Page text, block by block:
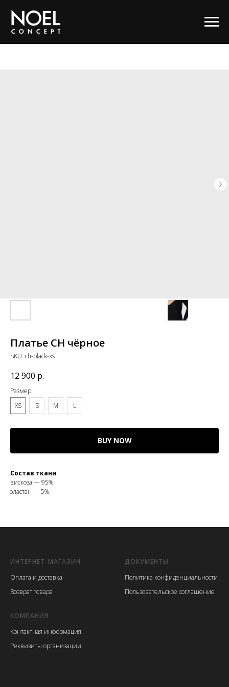
Платье CH чёрное
SKU: ch-black-xs
12 900 р.
Размер
XS
S M L
BUY NOW
Состав ткани
вискоза — 95%
эластан — 5%
ИНТЕРНЕТ-МАГАЗИН
Оплата и доставка
Возврат товара
ДОКУМЕНТЫ
Политика конфиденциальности
Пользовательское соглашение
КОМПАНИЯ
Контактная информация
Реквизиты организации